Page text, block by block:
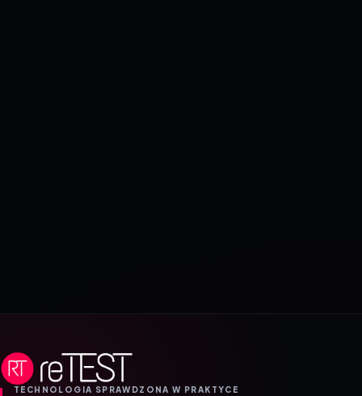
TECHNOLOGIA SPRAWDZONA W PRAKTYCE